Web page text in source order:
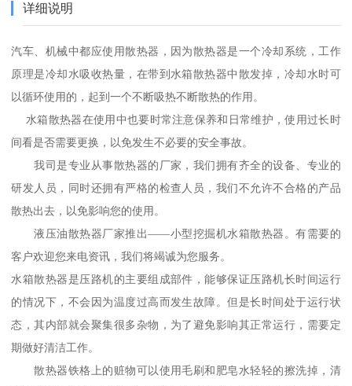
详细说明
汽车、机械中都应使用散热器，因为散热器是一个冷却系统，工作
原理是冷却水吸收热量，在带到水箱散热器中散发掉，冷却水时可
以循环使用的，起到一个不断吸热不断散热的作用。
水箱散热器在使用中也要时常注意保养和日常维护，使用过长时
间看是否需要更换，以免发生不必要的安全事故。
我司是专业从事散热器的厂家，我们拥有齐全的设备、专业的
研发人员，同时还拥有严格的检查人员，我们不允许不合格的产品
散热出去，以免影响您的使用。
液压油散热器厂家推出——小型挖掘机水箱散热器。有需要的
客户欢迎您来电资讯，我们将竭诚为您服务。
水箱散热器是压路机的主要组成部件，能够保证压路机长时间运行
的情况下，不会因为温度过高而发生故障。但是长时间处于运行状
态，其内部就会聚集很多杂物，为了避免影响其正常运行，需要定
期做好清洁工作。
散热器铁格上的赃物可以使用毛刷和肥皂水轻轻的擦洗掉，清